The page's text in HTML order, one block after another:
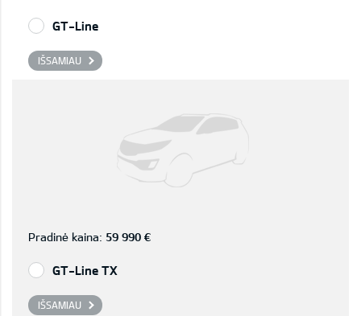
GT-Line
IŠSAMIAU
Pradinė kaina: 59 990 €
GT-Line TX
IŠSAMIAU